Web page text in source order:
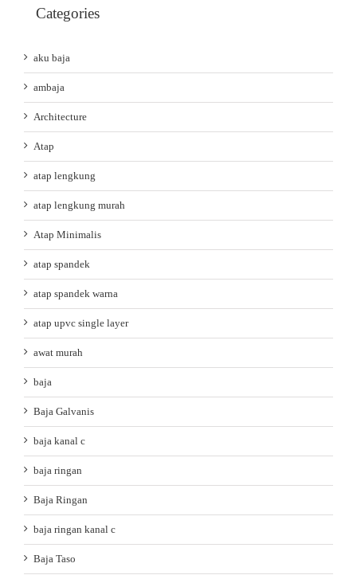
Categories
aku baja
ambaja
Architecture
Atap
atap lengkung
atap lengkung murah
Atap Minimalis
atap spandek
atap spandek warna
atap upvc single layer
awat murah
baja
Baja Galvanis
baja kanal c
baja ringan
Baja Ringan
baja ringan kanal c
Baja Taso